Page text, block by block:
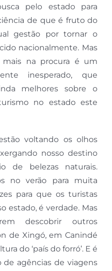
pelo estado para
de que é fruto do
gestão por tornar o
nacionalmente. Mas
mais na procura é um
inesperado, que
melhores sobre o
no estado este
voltando os olhos
nosso destino
de belezas naturais.
no verão para muita
para que os turistas
estado, é verdade. Mas
descobrir outros
de Xingó, em Canindé
do ‘país do forró’. E é
agências de viagens